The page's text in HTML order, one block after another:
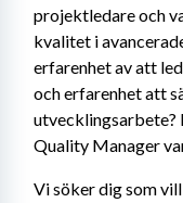
projektledare och
kvalitet i
erfarenhet av att
och erfarenhet att
utvecklingsarbete?
Quality Manager
Vi söker dig som